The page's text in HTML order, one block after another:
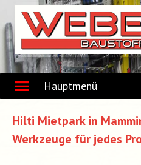
content
Hauptmenü
Hilti Mietpark in
Werkzeuge für jedes